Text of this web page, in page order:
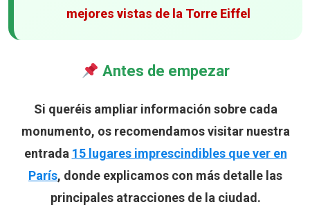
mejores vistas de la Torre Eiffel
Antes de empezar
Si queréis ampliar información sobre cada
monumento, os recomendamos visitar nuestra
entrada 15 lugares imprescindibles que ver en
París, donde explicamos con más detalle las
principales atracciones de la ciudad.